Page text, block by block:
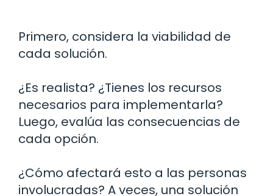
Primero, considera la viabilidad de
cada solución.
¿Es realista? ¿Tienes los recursos
necesarios para implementarla?
Luego, evalúa las consecuencias de
cada opción.
¿Cómo afectará esto a las personas
involucradas? A veces, una solución